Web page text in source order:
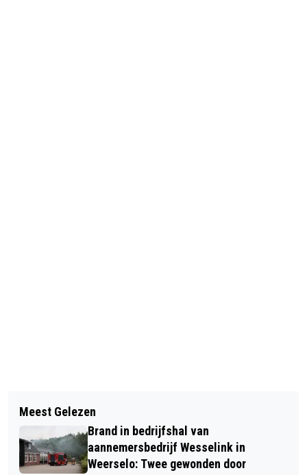
ONTHULLING EERSTE MARKEBORDEN
OP GRENS ROSSUM EN VOLTHE
MEERDERE GEWONDEN, WAARONDER
EEN KIND, NA AANRIJDING IN
DENEKAMP
Meest Gelezen
Brand in bedrijfshal van
aannemersbedrijf Wesselink in
Weerselo: Twee gewonden door